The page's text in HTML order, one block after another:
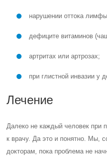
нарушении оттока
дефиците витаминов
артритах или артрозах;
при глистной инвазии у
Лечение
Далеко не каждый человек при
к врачу. Да это и понятно. Мы,
докторам, пока проблема не